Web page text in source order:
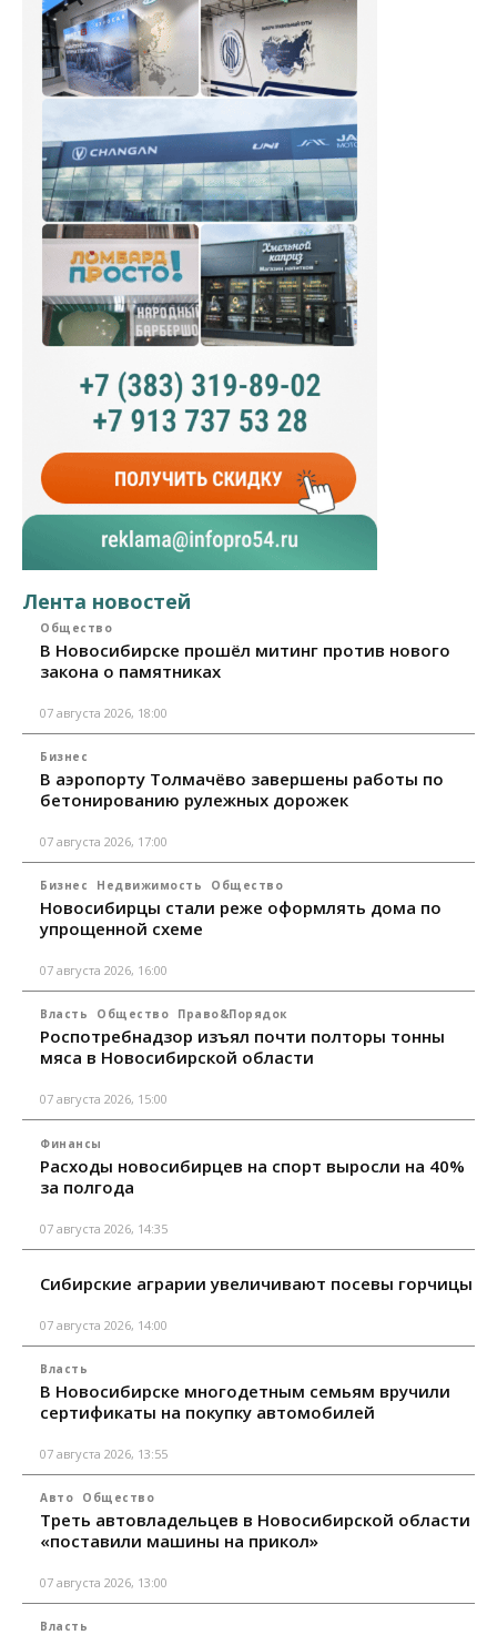
Лента новостей
Общество
В Новосибирске прошёл митинг против нового
закона о памятниках
07 августа 2026, 18:00
Бизнес
В аэропорту Толмачёво завершены работы по
бетонированию рулежных дорожек
07 августа 2026, 17:00
Бизнес Недвижимость Общество
Новосибирцы стали реже оформлять дома по
упрощенной схеме
07 августа 2026, 16:00
Власть Общество Право&Порядок
Роспотребнадзор изъял почти полторы тонны
мяса в Новосибирской области
07 августа 2026, 15:00
Финансы
Расходы новосибирцев на спорт выросли на 40%
за полгода
07 августа 2026, 14:35
Сибирские аграрии увеличивают посевы горчицы
07 августа 2026, 14:00
Власть
В Новосибирске многодетным семьям вручили
сертификаты на покупку автомобилей
07 августа 2026, 13:55
Авто Общество
Треть автовладельцев в Новосибирской области
«поставили машины на прикол»
07 августа 2026, 13:00
Власть